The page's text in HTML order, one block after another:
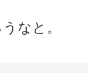
なと。